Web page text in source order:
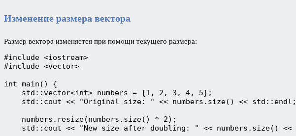
Изменение размера вектора
Размер вектора изменяется при помощи текущего размера:
#include <iostream>
#include <vector>
int main() {
    std::vector<int> numbers = {1, 2, 3, 4, 5};
    std::cout << "Original size: " << numbers.size() << std::endl;
    numbers.resize(numbers.size() * 2);
std::cout << "New size after doubling: " << numbers.size() <<